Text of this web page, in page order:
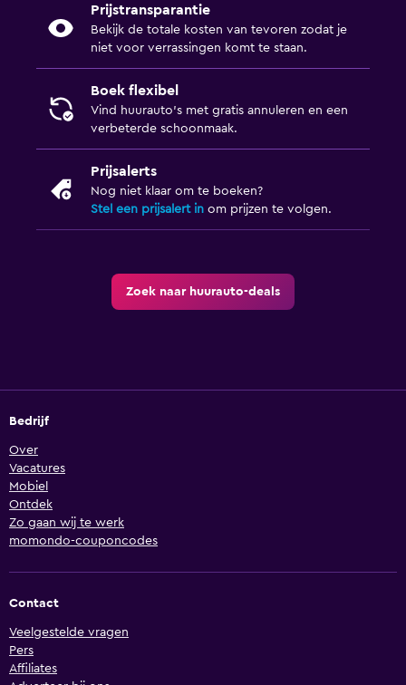
Prijstransparantie
Bekijk de totale kosten van tevoren zodat je
niet voor verrassingen komt te staan.
Boek flexibel
Vind huurauto's met gratis annuleren en een
verbeterde schoonmaak.
Prijsalerts
Nog niet klaar om te boeken?
Stel een prijsalert in om prijzen te volgen.
Zoek naar huurauto-deals
Bedrijf
Over
Vacatures
Mobiel
Ontdek
Zo gaan wij te werk
momondo-couponcodes
Contact
Veelgestelde vragen
Pers
Affiliates